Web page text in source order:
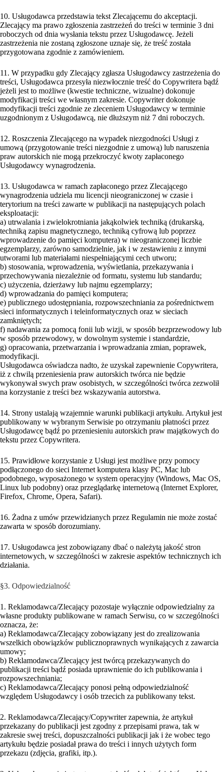
10. Usługodawca przedstawia tekst Zlecającemu do akceptacji.
Zlecający ma prawo zgłoszenia zastrzeżeń do treści w terminie 3 dni
roboczych od dnia wysłania tekstu przez Usługodawcę. Jeżeli
zastrzeżenia nie zostaną zgłoszone uznaje się, że treść została
przygotowana zgodnie z zamówieniem.
11. W przypadku gdy Zlecający zgłasza Usługodawcy zastrzeżenia do
treści, Usługodawca przesyła niezwłocznie treść do Copywritera bądź
jeżeli jest to możliwe (kwestie techniczne, wizualne) dokonuje
modyfikacji treści we własnym zakresie. Copywriter dokonuje
modyfikacji treści zgodnie ze zleceniem Usługodawcy w terminie
uzgodnionym z Usługodawcą, nie dłuższym niż 7 dni roboczych.
12. Roszczenia Zlecającego na wypadek niezgodności Usługi z
umową (przygotowanie treści niezgodnie z umową) lub naruszenia
praw autorskich nie mogą przekroczyć kwoty zapłaconego
Usługodawcy wynagrodzenia.
13. Usługodawca w ramach zapłaconego przez Zlecającego
wynagrodzenia udziela mu licencji nieograniczonej w czasie i
terytorium na treści zawarte w publikacji na następujących polach
eksploatacji:
a) utrwalania i zwielokrotniania jakąkolwiek techniką (drukarską,
techniką zapisu magnetycznego, techniką cyfrową lub poprzez
wprowadzenie do pamięci komputera) w nieograniczonej liczbie
egzemplarzy, zarówno samodzielnie, jak i w zestawieniu z innymi
utworami lub materiałami niespełniającymi cech utworu;
b) stosowania, wprowadzenia, wyświetlania, przekazywania i
przechowywania niezależnie od formatu, systemu lub standardu;
c) użyczenia, dzierżawy lub najmu egzemplarzy;
d) wprowadzania do pamięci komputera;
e) publicznego udostępniania, rozpowszechniania za pośrednictwem
sieci informatycznych i teleinformatycznych oraz w sieciach
zamkniętych;
f) nadawania za pomocą fonii lub wizji, w sposób bezprzewodowy lub
w sposób przewodowy, w dowolnym systemie i standardzie,
g) opracowania, przetwarzania i wprowadzania zmian, poprawek,
modyfikacji.
Usługodawca oświadcza nadto, że uzyskał zapewnienie Copywritera,
iż z chwilą przeniesienia praw autorskich twórca nie będzie
wykonywał swych praw osobistych, w szczególności twórca zezwolił
na korzystanie z treści bez wskazywania autorstwa.
14. Strony ustalają wzajemnie warunki publikacji artykułu. Artykuł jest
publikowany w wybranym Serwisie po otrzymaniu płatności przez
Usługodawcę bądź po przeniesieniu autorskich praw majątkowych do
tekstu przez Copywritera.
15. Prawidłowe korzystanie z Usługi jest możliwe przy pomocy
podłączonego do sieci Internet komputera klasy PC, Mac lub
podobnego, wyposażonego w system operacyjny (Windows, Mac OS,
Linux lub podobny) oraz przeglądarkę internetową (Internet Explorer,
Firefox, Chrome, Opera, Safari).
16. Żadna z umów przewidzianych przez Regulamin nie może zostać
zawarta w sposób dorozumiany.
17. Usługodawca jest zobowiązany dbać o należytą jakość stron
internetowych, w szczególności w zakresie aspektów technicznych ich
działania.
§3. Odpowiedzialność
1. Reklamodawca/Zlecający pozostaje wyłącznie odpowiedzialny za
własne produkty publikowane w ramach Serwisu, co w szczególności
oznacza, że:
a) Reklamodawca/Zlecający zobowiązany jest do zrealizowania
wszelkich obowiązków publicznoprawnych wynikających z zawarcia
umowy;
b) Reklamodawca/Zlecający jest twórcą przekazywanych do
publikacji treści bądź posiada uprawnienie do ich publikowania i
rozpowszechniania;
c) Reklamodawca/Zlecający ponosi pełną odpowiedzialność
względem Usługodawcy i osób trzecich za publikowany tekst.
2. Reklamodawca/Zlecający/Copywriter zapewnia, że artykuł
przekazany do publikacji jest zgodny z przepisami prawa, tak w
zakresie swej treści, dopuszczalności publikacji jak i że wobec tego
artykułu będzie posiadał prawa do treści i innych użytych form
przekazu (zdjęcia, grafiki, itp.).